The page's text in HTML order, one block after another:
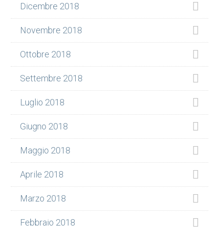
Dicembre 2018
Novembre 2018
Ottobre 2018
Settembre 2018
Luglio 2018
Giugno 2018
Maggio 2018
Aprile 2018
Marzo 2018
Febbraio 2018